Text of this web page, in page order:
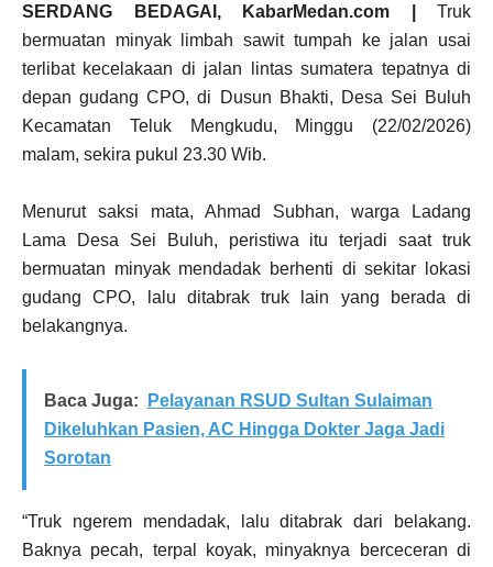
SERDANG BEDAGAI, KabarMedan.com |
Truk
bermuatan minyak limbah sawit tumpah ke jalan usai
terlibat kecelakaan di jalan lintas sumatera tepatnya di
depan gudang CPO, di Dusun Bhakti, Desa Sei Buluh
Kecamatan Teluk Mengkudu, Minggu (22/02/2026)
malam, sekira pukul 23.30 Wib.
Menurut saksi mata, Ahmad Subhan, warga Ladang
Lama Desa Sei Buluh, peristiwa itu terjadi saat truk
bermuatan minyak mendadak berhenti di sekitar lokasi
gudang CPO, lalu ditabrak truk lain yang berada di
belakangnya.
Baca Juga:
Pelayanan RSUD Sultan Sulaiman
Dikeluhkan Pasien, AC Hingga Dokter Jaga Jadi
Sorotan
“Truk ngerem mendadak, lalu ditabrak dari belakang.
Baknya pecah, terpal koyak, minyaknya berceceran di